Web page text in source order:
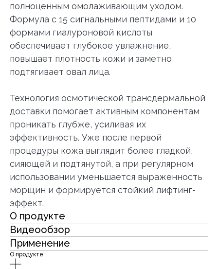
полноценным омолаживающим уходом.
Формула с 15 сигнальными пептидами и 10
формами гиалуроновой кислоты
обеспечивает глубокое увлажнение,
повышает плотность кожи и заметно
подтягивает овал лица.
Технология осмотической трансдермальной
доставки помогает активным компонентам
проникать глубже, усиливая их
эффективность. Уже после первой
процедуры кожа выглядит более гладкой,
сияющей и подтянутой, а при регулярном
использовании уменьшается выраженность
морщин и формируется стойкий лифтинг-
эффект.
О продукте
Видеообзор
Применение
О продукте